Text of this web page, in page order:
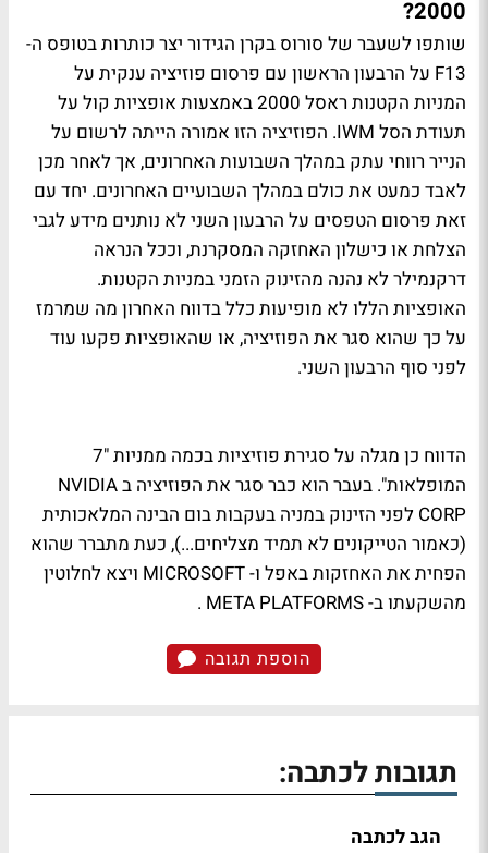
2000?
שותפו לשעבר של סורוס בקרן הגידור יצר כותרות בטופס ה-
F13 על הרבעון הראשון עם פרסום פוזיציה ענקית על
המניות הקטנות ראסל 2000 באמצעות אופציות קול על
תעודת הסל IWM. הפוזיציה הזו אמורה הייתה לרשום על
הנייר רווחי עתק במהלך השבועות האחרונים, אך לאחר מכן
לאבד כמעט את כולם במהלך השבועיים האחרונים. יחד עם
זאת פרסום הטפסים על הרבעון השני לא נותנים מידע לגבי
הצלחת או כישלון האחזקה המסקרנת, וככל הנראה
דרקנמילר לא נהנה מהזינוק הזמני במניות הקטנות.
האופציות הללו לא מופיעות כלל בדווח האחרון מה שמרמז
על כך שהוא סגר את הפוזיציה, או שהאופציות פקעו עוד
לפני סוף הרבעון השני.
הדווח כן מגלה על סגירת פוזיציות בכמה ממניות "7
המופלאות". בעבר הוא כבר סגר את הפוזיציה ב NVIDIA
CORP לפני הזינוק במניה בעקבות בום הבינה המלאכותית
(כאמור הטייקונים לא תמיד מצליחים...), כעת מתברר שהוא
הפחית את האחזקות באפל ו- MICROSOFT ויצא לחלוטין
מהשקעתו ב- META PLATFORMS .
הוספת תגובה
תגובות לכתבה:
הגב לכתבה